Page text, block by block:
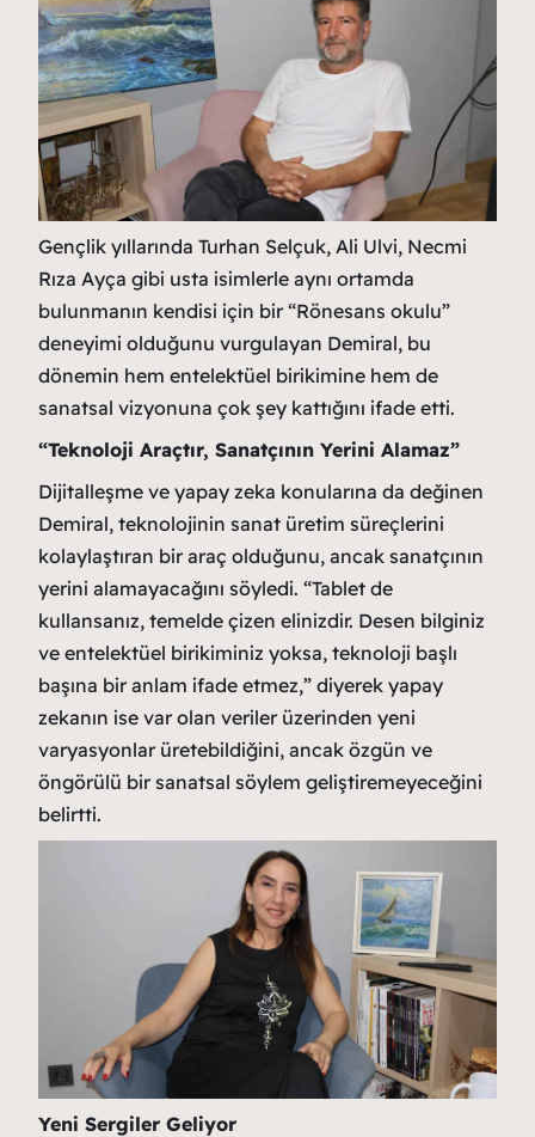
Gençlik yıllarında Turhan Selçuk, Ali Ulvi, Necmi
Rıza Ayça gibi usta isimlerle aynı ortamda
bulunmanın kendisi için bir “Rönesans okulu”
deneyimi olduğunu vurgulayan Demiral, bu
dönemin hem entelektüel birikimine hem de
sanatsal vizyonuna çok şey kattığını ifade etti.
“Teknoloji Araçtır, Sanatçının Yerini Alamaz”
Dijitalleşme ve yapay zeka konularına da değinen
Demiral, teknolojinin sanat üretim süreçlerini
kolaylaştıran bir araç olduğunu, ancak sanatçının
yerini alamayacağını söyledi. “Tablet de
kullansanız, temelde çizen elinizdir. Desen bilginiz
ve entelektüel birikiminiz yoksa, teknoloji başlı
başına bir anlam ifade etmez,” diyerek yapay
zekanın ise var olan veriler üzerinden yeni
varyasyonlar üretebildiğini, ancak özgün ve
öngörülü bir sanatsal söylem geliştiremeyeceğini
belirtti.
Yeni Sergiler Geliyor